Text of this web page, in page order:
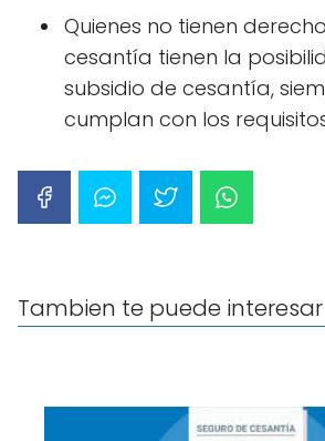
Quienes no tienen
cesantía tienen la
subsidio de cesantía,
cumplan con los
Tambien te puede interesar